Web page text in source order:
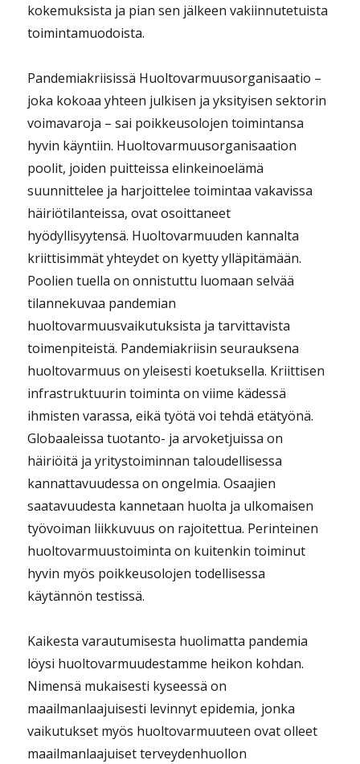
kokemuksista ja pian sen jälkeen vakiinnutetuista
toimintamuodoista.
Pandemiakriisissä Huoltovarmuusorganisaatio –
joka kokoaa yhteen julkisen ja yksityisen sektorin
voimavaroja – sai poikkeusolojen toimintansa
hyvin käyntiin. Huoltovarmuusorganisaation
poolit, joiden puitteissa elinkeinoelämä
suunnittelee ja harjoittelee toimintaa vakavissa
häiriötilanteissa, ovat osoittaneet
hyödyllisyytensä. Huoltovarmuuden kannalta
kriittisimmät yhteydet on kyetty ylläpitämään.
Poolien tuella on onnistuttu luomaan selvää
tilannekuvaa pandemian
huoltovarmuusvaikutuksista ja tarvittavista
toimenpiteistä. Pandemiakriisin seurauksena
huoltovarmuus on yleisesti koetuksella. Kriittisen
infrastruktuurin toiminta on viime kädessä
ihmisten varassa, eikä työtä voi tehdä etätyönä.
Globaaleissa tuotanto- ja arvoketjuissa on
häiriöitä ja yritystoiminnan taloudellisessa
kannattavuudessa on ongelmia. Osaajien
saatavuudesta kannetaan huolta ja ulkomaisen
työvoiman liikkuvuus on rajoitettua. Perinteinen
huoltovarmuustoiminta on kuitenkin toiminut
hyvin myös poikkeusolojen todellisessa
käytännön testissä.
Kaikesta varautumisesta huolimatta pandemia
löysi huoltovarmuudestamme heikon kohdan.
Nimensä mukaisesti kyseessä on
maailmanlaajuisesti levinnyt epidemia, jonka
vaikutukset myös huoltovarmuuteen ovat olleet
maailmanlaajuiset terveydenhuollon